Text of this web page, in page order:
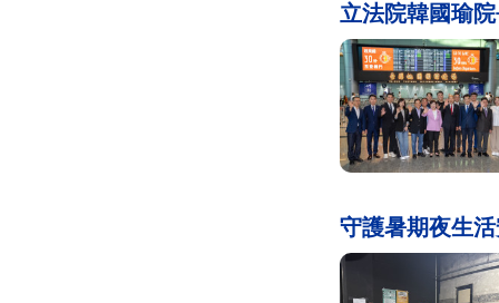
立法院韓國瑜
守護暑期夜生